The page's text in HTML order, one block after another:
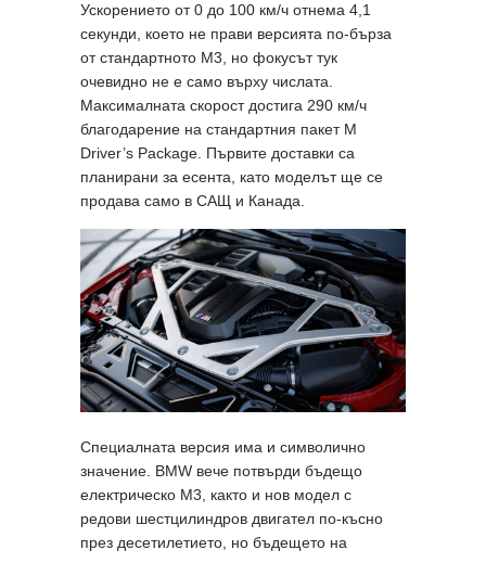
Ускорението от 0 до 100 км/ч отнема 4,1
секунди, което не прави версията по-бърза
от стандартното M3, но фокусът тук
очевидно не е само върху числата.
Максималната скорост достига 290 км/ч
благодарение на стандартния пакет M
Driver’s Package. Първите доставки са
планирани за есента, като моделът ще се
продава само в САЩ и Канада.
Специалната версия има и символично
значение. BMW вече потвърди бъдещо
електрическо M3, както и нов модел с
редови шестцилиндров двигател по-късно
през десетилетието, но бъдещето на